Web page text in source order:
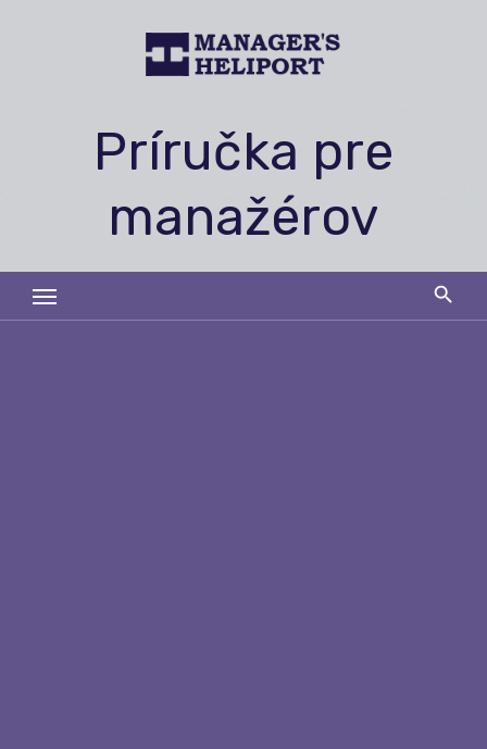
Príručka pre
manažérov